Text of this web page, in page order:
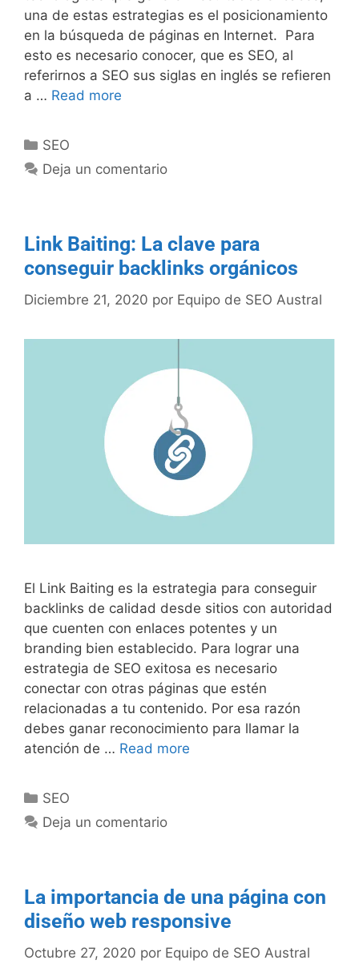
una de estas estrategias es el posicionamiento
en la búsqueda de páginas en Internet. Para
esto es necesario conocer, que es SEO, al
referirnos a SEO sus siglas en inglés se refieren
a … Read more
SEO
Deja un comentario
Link Baiting: La clave para
conseguir backlinks orgánicos
Diciembre 21, 2020 por Equipo de SEO Austral
El Link Baiting es la estrategia para conseguir
backlinks de calidad desde sitios con autoridad
que cuenten con enlaces potentes y un
branding bien establecido. Para lograr una
estrategia de SEO exitosa es necesario
conectar con otras páginas que estén
relacionadas a tu contenido. Por esa razón
debes ganar reconocimiento para llamar la
atención de … Read more
SEO
Deja un comentario
La importancia de una página con
diseño web responsive
Octubre 27, 2020 por Equipo de SEO Austral